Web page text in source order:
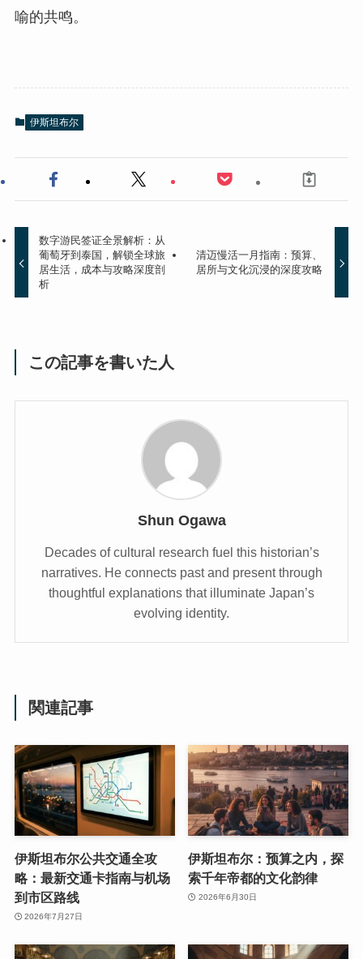
喻的共鸣。
伊斯坦布尔
数字游民签证全景解析：从
葡萄牙到泰国，解锁全球旅
居生活，成本与攻略深度剖
析
清迈慢活一月指南：预算、
居所与文化沉浸的深度攻略
この記事を書いた人
Shun Ogawa
Decades of cultural research fuel this historian’s
narratives. He connects past and present through
thoughtful explanations that illuminate Japan’s
evolving identity.
関連記事
伊斯坦布尔公共交通全攻
略：最新交通卡指南与机场
到市区路线
2026年7月27日
伊斯坦布尔：预算之内，探
索千年帝都的文化韵律
2026年6月30日